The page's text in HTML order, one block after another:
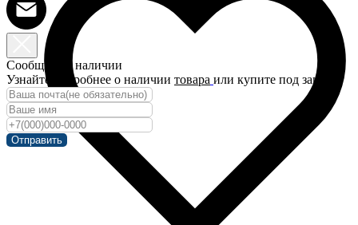
Сообщить о наличии
Узнайте подробнее о наличии товара или купите под заказ!
Отправить